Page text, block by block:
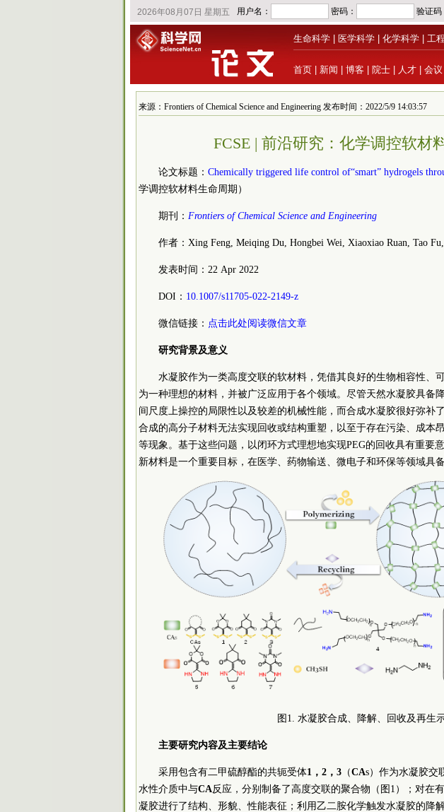
生命科学 医学科学 化学科学 工
首页 新闻 博客 院士 人才 会议
来源：Frontiers of Chemical Science and Engineering 发布时间：2022/5/9 14:03:57
FCSE | 前沿研究：化学调控软材
论文标题： Chemically triggered life control of“smart” hydrogels
学调控软材料生命周期）
期刊： Frontiers of Chemical Science and Engineering
作者：Xing Feng, Meiqing Du, Hongbei Wei, Xiaoxiao Ruan, Tao
发表时间：22 Apr 2022
DOI： 10.1007/s11705-022-2149-z
微信链接： 点击此处阅读微信文章
研究背景及意义
水凝胶作为一类高度交联的软材料，凭借其良好的生物相容性、
为一种理想的材料，并被广泛应用于各个领域。尽管天然水凝胶具备
间尺度上操控的局限性以及较差的机械性能，而合成水凝胶很好弥补
合成的高分子材料无法实现回收或结构重塑，以至于存在污染、成本
等现象。基于这些问题，以闭环方式理想地实现PEG的回收具有重要
新材料是一个重要目标，在医学、药物输送、微电子和环保等领域具备
图1. 水凝胶合成、降解、回收及再生
主要研究内容及主要结论
采用包含有二甲硫醇酯的共轭受体1，2，3 （CAs）作为水凝胶交
水性介质中与CA反应，分别制备了高度交联的聚合物（图1）；对在
凝胶进行了结构、形貌、性能表征；利用乙二胺化学触发水凝胶的降